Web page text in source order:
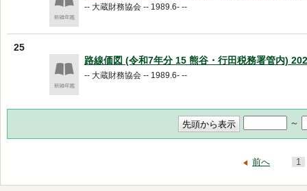
-- 大蔵財務協会 -- 1989.6- --
25
路線価図 (令和7年分 15 熊谷・行田税務署管内)
-- 大蔵財務協会 -- 1989.6- --
～
前へ 1